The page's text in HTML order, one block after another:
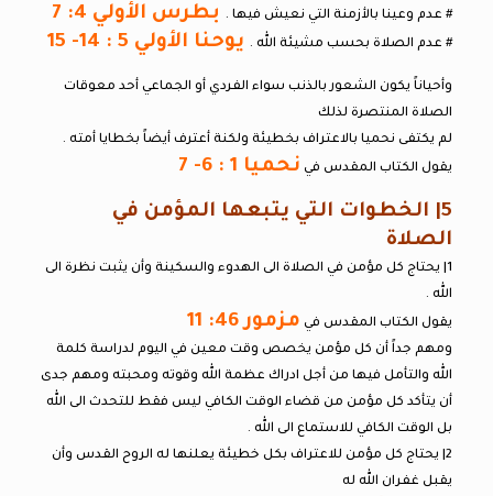
# عدم وعينا بالأزمنة التي نعيش فيها . بطرس الأولي 4: 7
# عدم الصلاة بحسب مشيئة الله . يوحنا الأولي 5 : 14- 15
وأحياناً يكون الشعور بالذنب سواء الفردي أو الجماعي أحد معوقات
الصلاة المنتصرة لذلك
لم يكتفى نحميا بالاعتراف بخطيئة ولكنة أعترف أيضاً بخطايا أمته .
يقول الكتاب المقدس في نحميا 1 : 6- 7
5| الخطوات التي يتبعها المؤمن في
الصلاة
1| يحتاج كل مؤمن في الصلاة الى الهدوء والسكينة وأن يثبت نظرة الى
الله .
يقول الكتاب المقدس في مزمور 46: 11
ومهم جداً أن كل مؤمن يخصص وقت معين في اليوم لدراسة كلمة
الله والتأمل فيها من أجل ادراك عظمة الله وقوته ومحبته ومهم جدى
أن يتأكد كل مؤمن من قضاء الوقت الكافي ليس فقط للتحدث الى الله
بل الوقت الكافي للاستماع الى الله .
2| يحتاج كل مؤمن للاعتراف بكل خطيئة يعلنها له الروح القدس وأن
يقبل غفران الله له